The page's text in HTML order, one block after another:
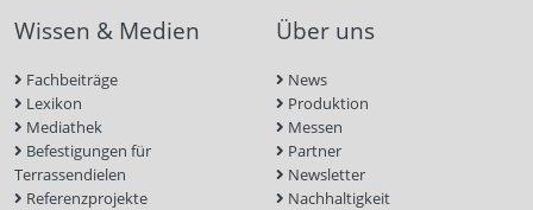
Wissen & Medien
Fachbeiträge
Lexikon
Mediathek
Befestigungen für
Terrassendielen
Referenzprojekte
Über uns
News
Produktion
Messen
Partner
Newsletter
Nachhaltigkeit